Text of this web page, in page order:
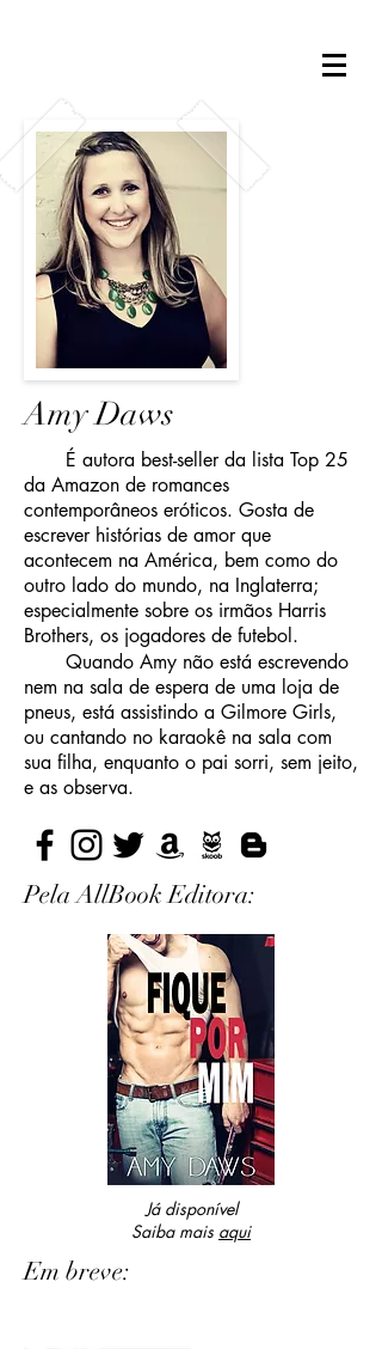
Amy Daws
É autora best-seller da lista Top 25
da Amazon de romances
contemporâneos eróticos. Gosta de
escrever histórias de amor que
acontecem na América, bem como do
outro lado do mundo, na Inglaterra;
especialmente sobre os irmãos Harris
Brothers, os jogadores de futebol.
Quando Amy não está escrevendo
nem na sala de espera de uma loja de
pneus, está assistindo a Gilmore Girls,
ou cantando no karaokê na sala com
sua filha, enquanto o pai sorri, sem jeito,
e as observa.
Pela AllBook Editora:
Já disponível
Saiba mais aqui
Em breve: